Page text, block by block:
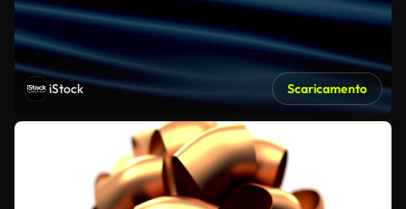
iStock Scaricamento